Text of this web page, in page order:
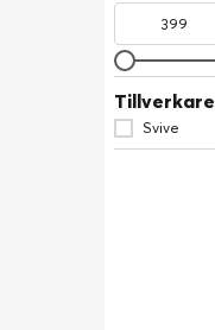
Tillverkare
Svive